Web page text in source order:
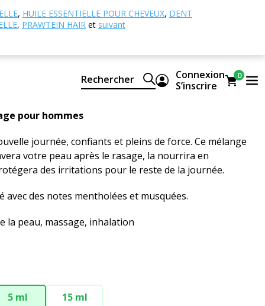
, HUILE ESSENTIELLE POUR CHEVEUX, DENT
, PRAWTEIN HAIR et suivant
Rechercher
Connexion
S’inscrire
0
d'huiles essentielles Gold A-Sha Man
et naturel d'huiles essentielles CTEO
pour hommes
journée, confiants et pleins de force. Ce mélange
votre peau après le rasage, la nourrira en
des irritations pour le reste de la journée.
avec des notes mentholées et musquées.
la peau, massage, inhalation
5 ml 15 ml